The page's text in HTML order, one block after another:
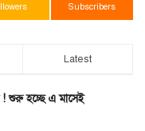
Subscribers
Latest
! শুরু হচ্ছে এ মাসেই